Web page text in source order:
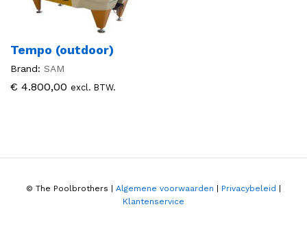
Tempo (outdoor)
Brand: SAM
€ 4.800,00 excl. BTW.
© The Poolbrothers | Algemene voorwaarden | Privacybeleid |
Klantenservice